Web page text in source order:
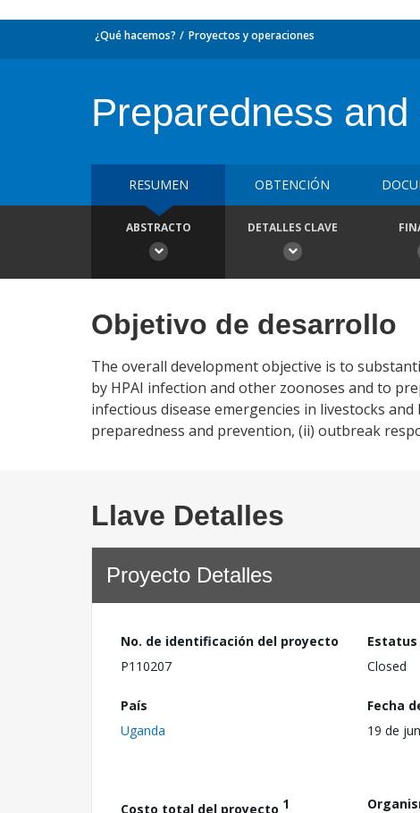
¿Qué hacemos? Proyectos y operaciones
Preparedness
RESUMEN OBTENCIÓN
ABSTRACTO DETALLES CLAVE
Objetivo de desarrollo
The overall development objective is to
by HPAI infection and other zoonoses and to
infectious disease emergencies in livestocks
preparedness and prevention, (ii) outbreak
Llave Detalles
Proyecto Detalles
No. de identificación del proyecto
P110207
Estatus
Closed
País
Uganda
Fecha
19 de
Costo total del proyecto 1